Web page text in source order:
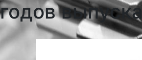
годов выпуска